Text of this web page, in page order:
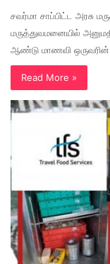
சவர்மா சாப்பிட்ட அரசு
மருத்துவமனையில்
ஆண்டு மாணவி ஒருவரின்
Read More »